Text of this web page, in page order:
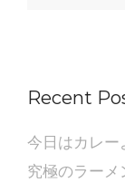
Recent
今日はカレ
究極のラー